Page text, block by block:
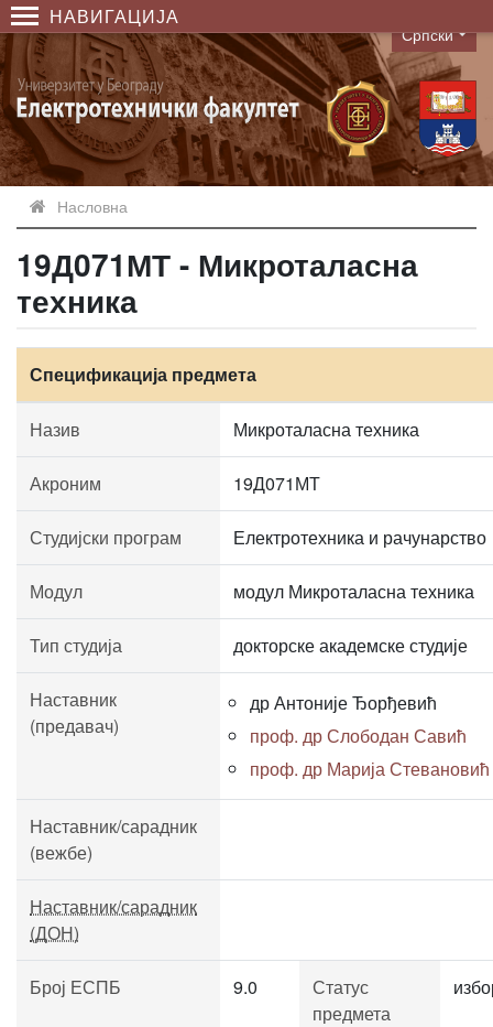
НАВИГАЦИЈА
Language
Српски
Насловна
19Д071МТ - Микроталасна
техника
Спецификација предмета
Назив Микроталасна техника
Акроним 19Д071МТ
Студијски програм Електротехника и рачунарство
Модул модул Микроталасна техника
Тип студија докторске академске студије
Наставник
(предавач)
др Антоније Ђорђевић
проф. др Слободан Савић
проф. др Марија Стевановић
Наставник/сарадник
(вежбе)
Наставник/сарадник
(ДОН)
Број ЕСПБ 9.0
Статус
предмета